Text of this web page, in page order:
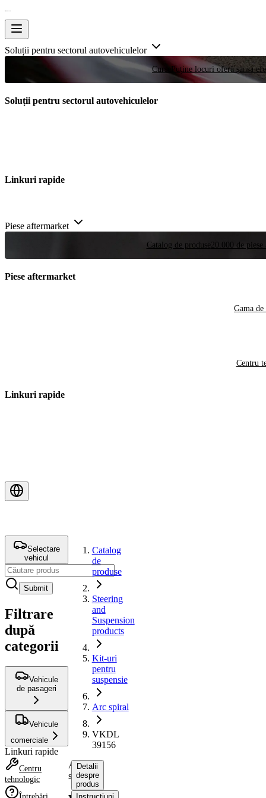
Soluții pentru sectorul autovehiculelor
Curse Puține locuri oferă șansa
Soluții pentru sectorul autovehiculelor
Linkuri rapide
Piese aftermarket
Catalog de produse 20.000 de
Piese aftermarket
Gama de
Centru
Linkuri rapide
Selectare
vehicul
Submit
Filtrare
după
categorii
Vehicule
de pasageri
Vehicule
comerciale
Linkuri rapide
Centru
tehnologic
Catalog
de
produse
Steering
and
Suspension
products
Kit-uri
pentru
suspensie
Arc spiral
VKDL
39156
Arc
spiral
Detalii
despre
produs